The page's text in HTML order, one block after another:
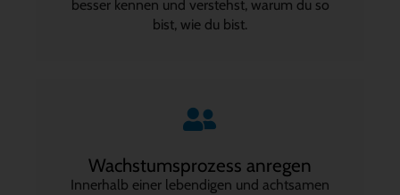
besser kennen und verstehst, warum du so
bist, wie du bist.
Wachstumsprozess anregen
Innerhalb einer lebendigen und achtsamen